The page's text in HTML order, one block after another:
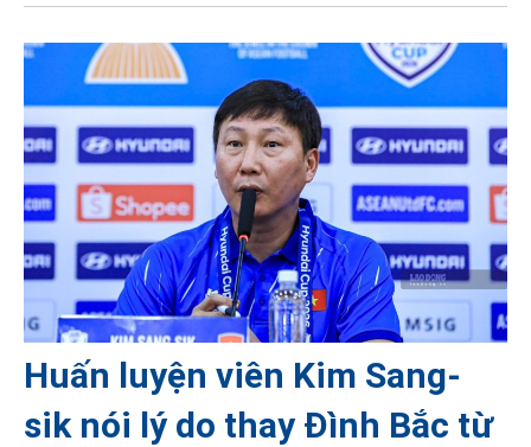
Huấn luyện viên Kim Sang-
sik nói lý do thay Đình Bắc từ